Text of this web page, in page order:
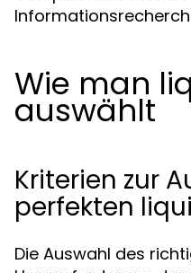
Wie man
auswählt
Kriterien zur
perfekten
Die Auswahl des